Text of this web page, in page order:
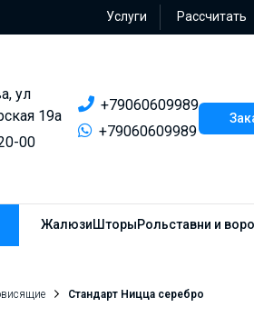
Услуги Рассчитать
ул
19а
00
+79060609989
+79060609989
ЖалюзиШторыРольставни и
Стандарт Ницца серебро